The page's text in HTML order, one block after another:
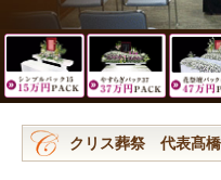
クリス葬祭 代表髙